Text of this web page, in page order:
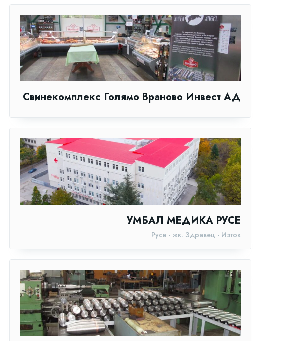
Свинекомплекс Голямо Враново Инвест АД
УМБАЛ МЕДИКА РУСЕ
Русе - жк. Здравец - Изток